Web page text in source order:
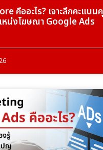
คืออะไร? เจาะลึกคะแน
หน่งโฆษณา Google Ads